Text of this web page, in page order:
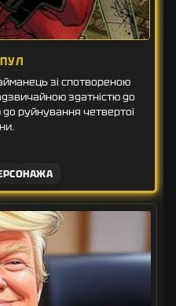
зі спотвореною
здатністю до
до руйнування четвертої